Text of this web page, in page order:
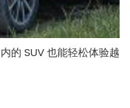
的 SUV 也能轻松体验越